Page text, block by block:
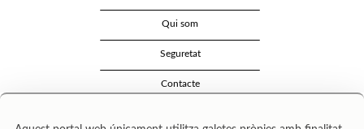
Qui som
Seguretat
Contacte